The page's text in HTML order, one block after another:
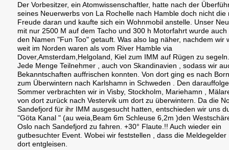
Der Vorbesitzer, ein Atomwissenschaftler, hatte nach der
seines Neuerwerbs von La Rochelle nach Hamble doch nicht die
Freude daran und kaufte sich ein Wohnmobil anstelle. Unser
mit nur 2500 M auf dem Tacho und 300 h Motorfahrt wurde
den Namen "Fun Too" getauft. Was also lag näher, nachdem wir
weit im Norden waren als vom River Hamble via
Dover,Amsterdam,Helgoland, Kiel zum IMM auf Rügen zu segeln.
Jede Menge Teilnehmer , auch von Skandinavien , sodass wir
Bekanntschaften auffrischen konnten. Von dort ging es nach
zum Überwintern nach Karlshamn in Schweden . Den
Sommer verbrachten wir in Visby, Stockholm, Mariehamn ,
von dort zurück nach Vestervik um dort zu überwintern. Da die
Sandefjord für ihr IMM ausgesucht hatten, entschieden wir uns
"Göta Kanal " (au weia,Beam 6m Schleuse 6,2m )den
Oslo nach Sandefjord zu fahren. +30° Flaute.!! Auch wieder ein
gutbesuchter Event. Wobei wir feststellen , dass die Meldegelder
dort entgleisen.